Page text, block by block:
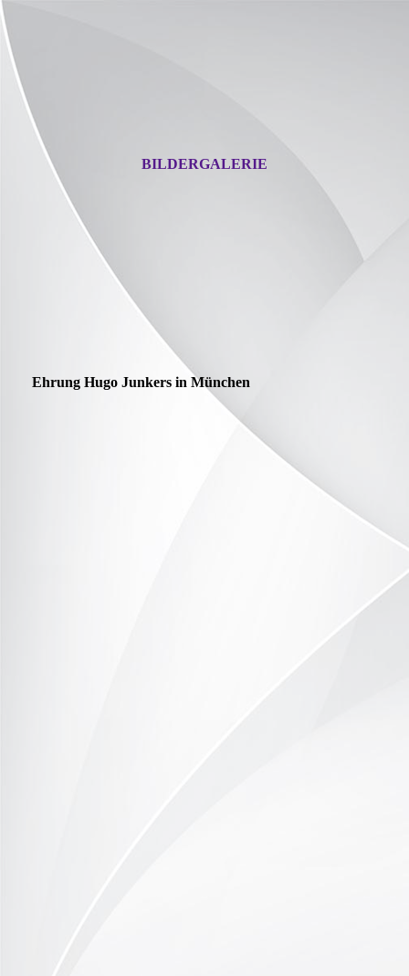
BILDERGALERIE
Ehrung Hugo Junkers in München